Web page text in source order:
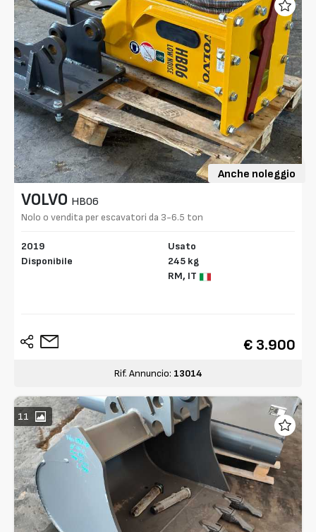
Anche noleggio
VOLVO HB06
Nolo o vendita per escavatori da 3-6.5 ton
2019
Disponibile
Usato
245 kg
RM, IT
€ 3.900
Rif. Annuncio: 13014
11